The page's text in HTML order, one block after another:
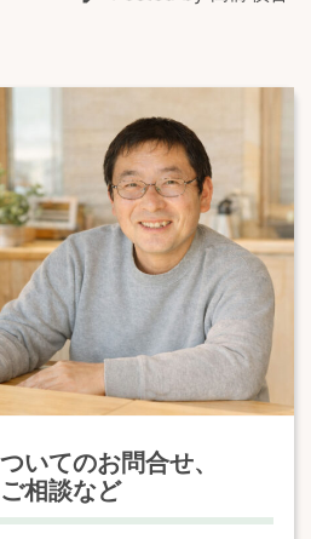
いてのお問合せ、
相談など